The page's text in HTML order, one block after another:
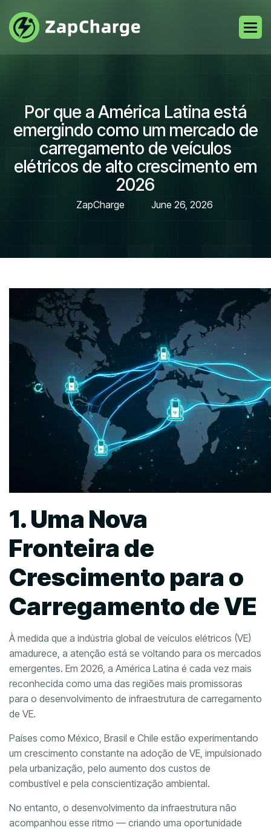
Por que a América Latina está
emergindo como um mercado de
carregamento de veículos
elétricos de alto crescimento em
2026
ZapCharge June 26, 2026
1. Uma Nova
Fronteira de
Crescimento para o
Carregamento de VE
À medida que a indústria global de veículos elétricos (VE)
amadurece, a atenção está se voltando para os mercados
emergentes. Em 2026, a América Latina é cada vez mais
reconhecida como uma das regiões mais promissoras
para o desenvolvimento de infraestrutura de carregamento
de VE.
Países como México, Brasil e Chile estão experimentando
um crescimento constante na adoção de VE, impulsionado
pela urbanização, pelo aumento dos custos de
combustível e pela conscientização ambiental.
No entanto, o desenvolvimento da infraestrutura não
acompanhou esse ritmo — criando uma oportunidade